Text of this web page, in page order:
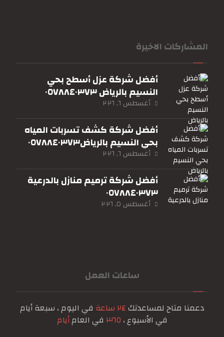
المشاركات الاخيرة
أفضل شركة عزل أسطح بحي
النسيم بالرياض ٠٥٧٨٨٤٠٣٧٣
أغسطس ٦, ٢٠٢٦
أفضل شركة كشف تسربات المياه
بحي النسيم بالرياض٠٥٧٨٨٤٠٣٧٣
أغسطس ٦, ٢٠٢٦
أفضل شركة ترميم منازل بالدرعية
٠٥٧٨٨٤٠٣٧٣
أغسطس ٥, ٢٠٢٦
ساعات العمل
دعمنا متاح لمساعدتك٢٤ ساعة
في اليوم ، سبعة أيام
في الأسبوع ، ٣٦٥ في العامأيام